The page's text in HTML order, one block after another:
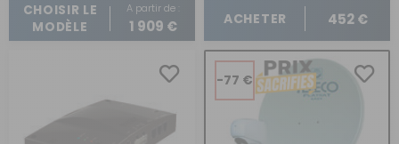
CHOISIR LE
MODÈLE
A partir de :
1 909 € ACHETER 452 €
-77 €